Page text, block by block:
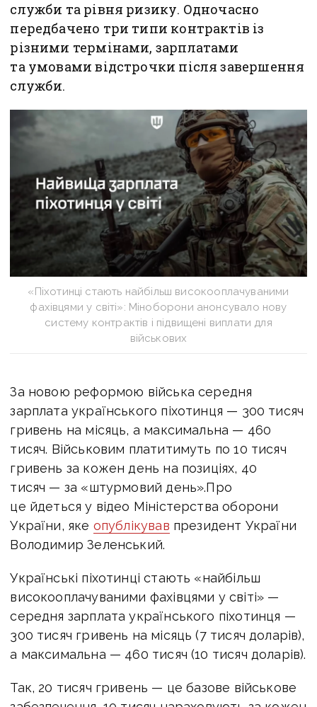
служби та рівня ризику. Одночасно
передбачено три типи контрактів із
різними термінами, зарплатами
та умовами відстрочки після завершення
служби.
«Піхотинці стають найбільш високооплачуваними
фахівцями у світі»: Міноборони анонсувало нову
систему контрактів і підвищені виплати для
військових
За новою реформою війська середня
зарплата українського піхотинця — 300 тисяч
гривень на місяць, а максимальна — 460
тисяч. Військовим платитимуть по 10 тисяч
гривень за кожен день на позиціях, 40
тисяч — за «штурмовий день».Про
це йдеться у відео Міністерства оборони
України, яке опублікував президент України
Володимир Зеленський.
Українські піхотинці стають «найбільш
високооплачуваними фахівцями у світі» —
середня зарплата українського піхотинця —
300 тисяч гривень на місяць (7 тисяч доларів),
а максимальна — 460 тисяч (10 тисяч доларів).
Так, 20 тисяч гривень — це базове військове